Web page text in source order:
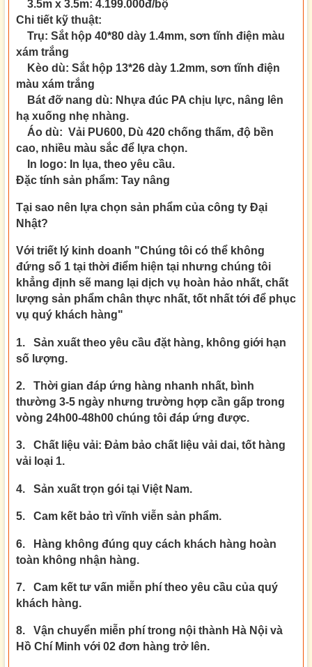
3.5m x 3.5m: 4.199.000đ/bộ
Chi tiết kỹ thuật:
Trụ: Sắt hộp 40*80 dày 1.4mm, sơn tĩnh điện màu
xám trắng
Kèo dù: Sắt hộp 13*26 dày 1.2mm, sơn tĩnh điện
màu xám trắng
Bát đỡ nang dù: Nhựa đúc PA chịu lực, nâng lên
hạ xuống nhẹ nhàng.
Áo dù: Vải PU600, Dù 420 chống thấm, độ bền
cao, nhiều màu sắc để lựa chọn.
In logo: In lụa, theo yêu cầu.
Đặc tính sản phẩm: Tay nâng
Tại sao nên lựa chọn sản phẩm của công ty Đại
Nhật?
Với triết lý kinh doanh "Chúng tôi có thể không
đứng số 1 tại thời điểm hiện tại nhưng chúng tôi
khẳng định sẽ mang lại dịch vụ hoàn hảo nhất, chất
lượng sản phẩm chân thực nhất, tốt nhất tới để phục
vụ quý khách hàng"
1. Sản xuất theo yêu cầu đặt hàng, không giới hạn
số lượng.
2. Thời gian đáp ứng hàng nhanh nhất, bình
thường 3-5 ngày nhưng trường hợp cần gấp trong
vòng 24h00-48h00 chúng tôi đáp ứng được.
3. Chất liệu vải: Đảm bảo chất liệu vải dai, tốt hàng
vải loại 1.
4. Sản xuất trọn gói tại Việt Nam.
5. Cam kết bảo trì vĩnh viễn sản phẩm.
6. Hàng không đúng quy cách khách hàng hoàn
toàn không nhận hàng.
7. Cam kết tư vấn miễn phí theo yêu cầu của quý
khách hàng.
8. Vận chuyển miễn phí trong nội thành Hà Nội và
Hồ Chí Minh với 02 đơn hàng trở lên.